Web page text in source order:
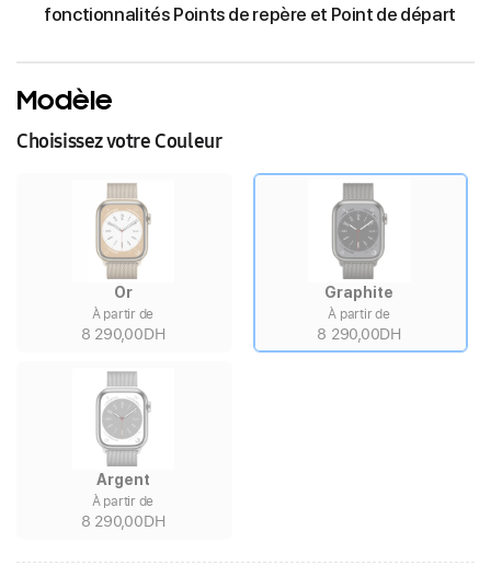
fonctionnalités Points de repère et Point de départ
Modèle
Choisissez votre Couleur
Or
À partir de
8 290,00DH
Graphite
À partir de
8 290,00DH
Argent
À partir de
8 290,00DH